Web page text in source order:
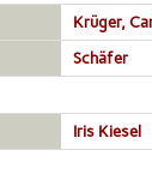
Krüger,
Schäfer
Iris Kiesel